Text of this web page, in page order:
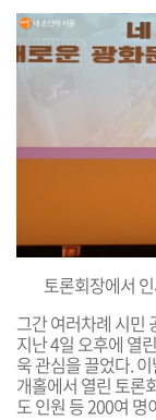
토론회장에서
그간 여러차례 시민
지난 4일 오후에 열
욱 관심을 끌었다.
개홀에서 열린 토론
도 인원 등 200여 명